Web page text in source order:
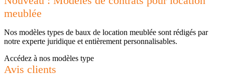
meublée
Nos modèles types de baux de location meublée sont rédigés par
notre experte juridique et entièrement personnalisables.
Accédez à nos modèles type
Avis clients